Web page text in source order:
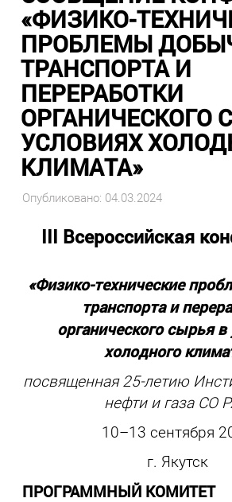
«ФИЗИКО-
ПРОБЛЕМЫ
ТРАНСПОРТА И
ПЕРЕРАБОТКИ
ОРГАНИЧЕСКОГО
УСЛОВИЯХ
КЛИМАТА»
Опубликовано: 04.03.2024
III Всероссийская
«Физико-технические
транспорта и
органического сырья в
холодного
посвященная 25-летию
нефти и газа СО
10–13 сентября
г. Якутск
ПРОГРАММНЫЙ КОМИТЕТ